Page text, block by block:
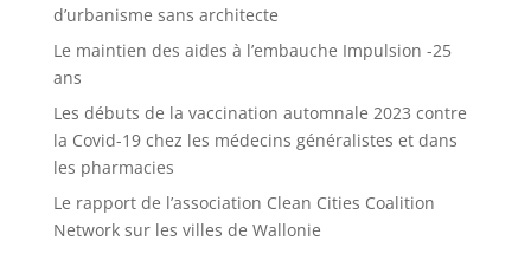
d’urbanisme sans architecte
Le maintien des aides à l’embauche Impulsion -25
ans
Les débuts de la vaccination automnale 2023 contre
la Covid-19 chez les médecins généralistes et dans
les pharmacies
Le rapport de l’association Clean Cities Coalition
Network sur les villes de Wallonie